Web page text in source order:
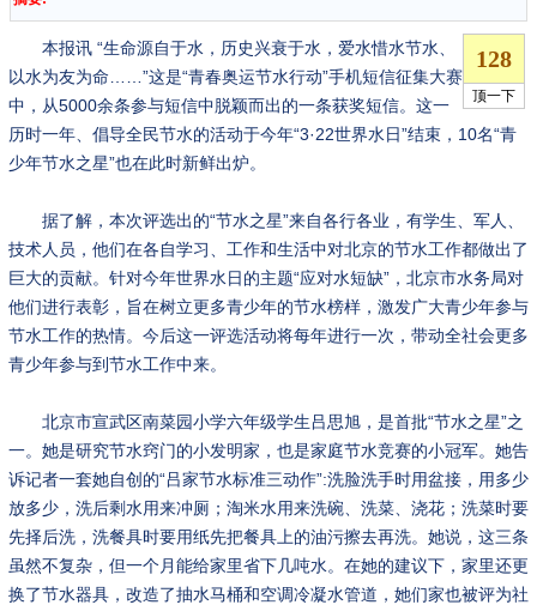
本报讯 “生命源自于水，历史兴衰于水，爱水惜水节水、
以水为友为命……”这是“青春奥运节水行动”手机短信征集大赛
中，从5000余条参与短信中脱颖而出的一条获奖短信。这一
历时一年、倡导全民节水的活动于今年“3·22世界水日”结束，10名“青
少年节水之星”也在此时新鲜出炉。
据了解，本次评选出的“节水之星”来自各行各业，有学生、军人、
技术人员，他们在各自学习、工作和生活中对北京的节水工作都做出了
巨大的贡献。针对今年世界水日的主题“应对水短缺”，北京市水务局对
他们进行表彰，旨在树立更多青少年的节水榜样，激发广大青少年参与
节水工作的热情。今后这一评选活动将每年进行一次，带动全社会更多
青少年参与到节水工作中来。
北京市宣武区南菜园小学六年级学生吕思旭，是首批“节水之星”之
一。她是研究节水窍门的小发明家，也是家庭节水竞赛的小冠军。她告
诉记者一套她自创的“吕家节水标准三动作”:洗脸洗手时用盆接，用多少
放多少，洗后剩水用来冲厕；淘米水用来洗碗、洗菜、浇花；洗菜时要
先择后洗，洗餐具时要用纸先把餐具上的油污擦去再洗。她说，这三条
虽然不复杂，但一个月能给家里省下几吨水。在她的建议下，家里还更
换了节水器具，改造了抽水马桶和空调冷凝水管道，她们家也被评为社